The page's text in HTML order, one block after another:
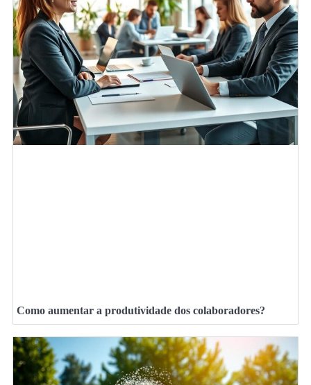
Como aumentar a produtividade dos colaboradores?